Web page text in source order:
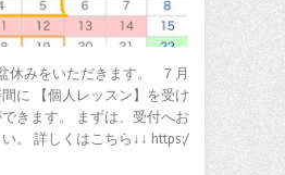
休みをいただきます。 ７月
に 【個人レッスン】を受け
きます。 まずは、受付へお
。 詳しくはこちら↓↓ https:/